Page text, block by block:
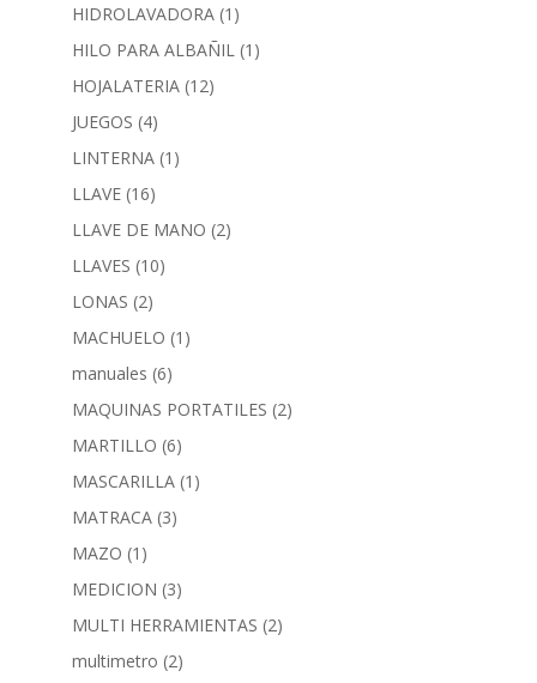
HIDROLAVADORA (1)
HILO PARA ALBAÑIL (1)
HOJALATERIA (12)
JUEGOS (4)
LINTERNA (1)
LLAVE (16)
LLAVE DE MANO (2)
LLAVES (10)
LONAS (2)
MACHUELO (1)
manuales (6)
MAQUINAS PORTATILES (2)
MARTILLO (6)
MASCARILLA (1)
MATRACA (3)
MAZO (1)
MEDICION (3)
MULTI HERRAMIENTAS (2)
multimetro (2)